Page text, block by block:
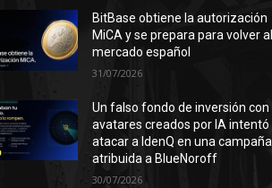
BitBase obtiene la autorización
MiCA y se prepara para volver al
mercado español
31/07/2026
Un falso fondo de inversión con
avatares creados por IA intentó
atacar a IdenQ en una campaña
atribuida a BlueNoroff
30/07/2026